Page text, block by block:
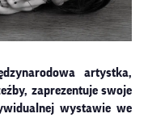
artystka,
zaprezentuje swoje
wystawie we